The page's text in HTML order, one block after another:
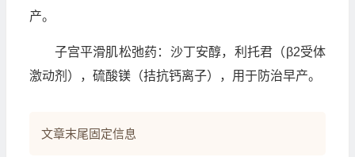
产。
子宫平滑肌松弛药：沙丁安醇，利托君（β2受体
激动剂），硫酸镁（拮抗钙离子），用于防治早产。
文章末尾固定信息